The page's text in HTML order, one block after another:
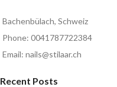
Bachenbülach, Schweiz
Phone: 0041787722384
Email: nails@stilaar.ch
Recent Posts